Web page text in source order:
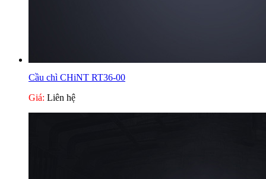
Cầu chì CHiNT RT36-00
Giá: Liên hệ